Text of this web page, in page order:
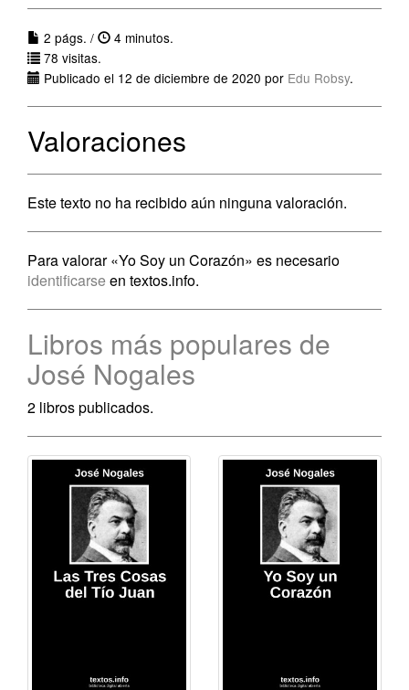
2 págs. /
4 minutos.
78 visitas.
Publicado el 12 de diciembre de 2020 por Edu Robsy.
Valoraciones
Este texto no ha recibido aún ninguna valoración.
Para valorar «Yo Soy un Corazón» es necesario
identificarse en textos.info.
Libros más populares de
José Nogales
2 libros publicados.